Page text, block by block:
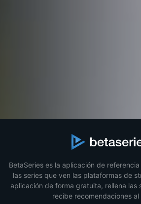
BetaSeries es la aplicación de
las series que ven las plataformas de
aplicación de forma gratuita, rellena las
recibe recomendaciones al